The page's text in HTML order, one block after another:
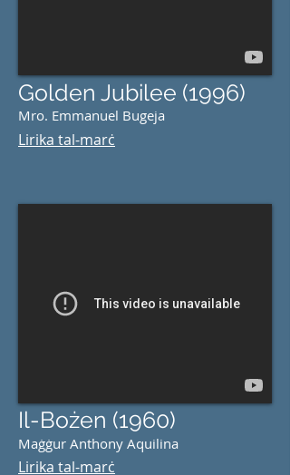
Golden Jubilee (1996)
Mro. Emmanuel Bugeja
Lirika tal-marċ
Il-Bożen (1960)
Maġġur Anthony Aquilina
Lirika tal-marċ